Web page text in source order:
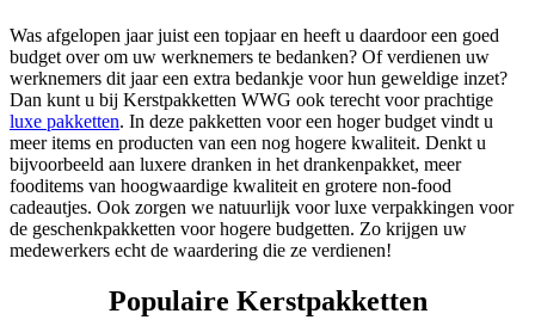
Was afgelopen jaar juist een topjaar en heeft u daardoor een goed
budget over om uw werknemers te bedanken? Of verdienen uw
werknemers dit jaar een extra bedankje voor hun geweldige inzet?
Dan kunt u bij Kerstpakketten WWG ook terecht voor prachtige
luxe pakketten. In deze pakketten voor een hoger budget vindt u
meer items en producten van een nog hogere kwaliteit. Denkt u
bijvoorbeeld aan luxere dranken in het drankenpakket, meer
fooditems van hoogwaardige kwaliteit en grotere non-food
cadeautjes. Ook zorgen we natuurlijk voor luxe verpakkingen voor
de geschenkpakketten voor hogere budgetten. Zo krijgen uw
medewerkers echt de waardering die ze verdienen!
Populaire Kerstpakketten